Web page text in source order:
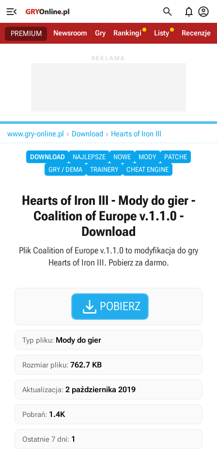
   
PREMIUM Newsroom Gry Rankingi Listy Recenzje
www.gry-online.pl  Download  Hearts of Iron III
DOWNLOAD NAJLEPSZE NOWE MODY
PATCHE
GRY / DEMA
TRAINERY CHEAT ENGINE
Hearts of Iron III - Mody do gier -
Coalition of Europe v.1.1.0 -
Download
Plik Coalition of Europe v.1.1.0 to modyfikacja do gry
Hearts of Iron III. Pobierz za darmo.
 POBIERZ
Typ pliku: Mody do gier
Rozmiar pliku: 762.7 KB
Aktualizacja: 2 października 2019
Pobrań: 1.4K
Ostatnie 7 dni: 1